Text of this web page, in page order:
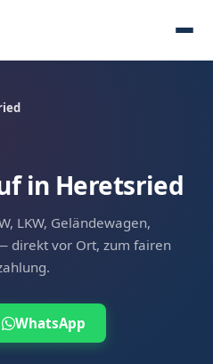
in Heretsried
LKW, Geländewagen,
direkt vor Ort, zum fairen
WhatsApp